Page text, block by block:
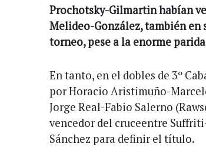
Prochotsky-Gilmartin habían
Melideo-González, también en
torneo, pese a la enorme
En tanto, en el dobles de 3º
por Horacio Aristimuño-
Jorge Real-Fabio Salerno
vencedor del cruceentre
Sánchez para definir el título.